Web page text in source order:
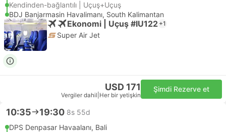
Kendinden-bağlantılı | Uçuş+Uçuş
BDJ Banjarmasin Havalimanı, South Kalimantan
Ekonomi | Uçuş #IU122 +1
Super Air Jet
USD 171
Vergiler dahil Her bir yetişkin
Şimdi Rezerve et
10:35 19:30 8s 55d
DPS Denpasar Havaalanı, Bali